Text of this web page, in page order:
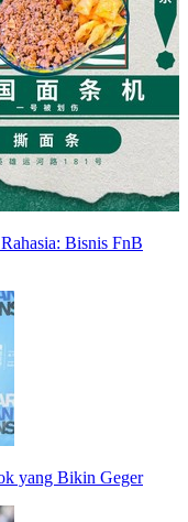
Bisnis FnB
yang Bikin Geger